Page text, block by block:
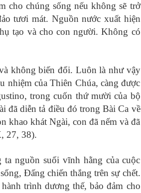
cho chúng sống nếu không sẽ trở
tươi mát. Nguồn nước xuất hiện
tạo và cho con người. Không có
không biến đổi. Luôn là như vậy
nhiệm của Thiên Chúa, càng được
trong cuốn thứ mười của bộ
đã diễn tả điều đó trong Bài Ca về
khao khát Ngài, con đã nếm và đã
27, 38).
nguồn suối vĩnh hằng của cuộc
Đấng chiến thắng trên sự chết.
trình dương thế, bảo đảm cho